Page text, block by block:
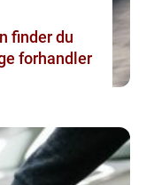
forhandler